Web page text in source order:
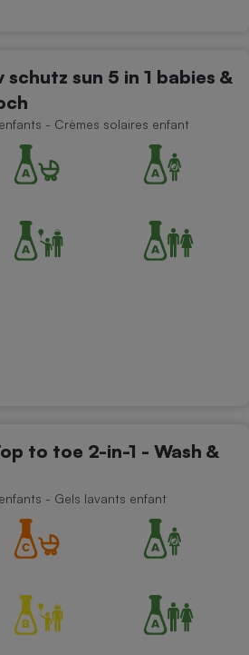
schutz sun 5 in 1 babies &
- Crèmes solaires enfant
to toe 2-in-1 - Wash &
- Gels lavants enfant